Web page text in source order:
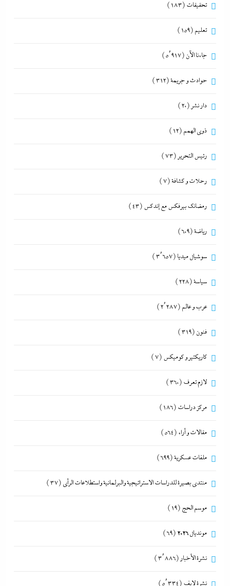
تحقيقات (183)
تعليم (159)
جاءنا الآن (5٬917)
حوادث و جريمة(312)
دار نشر (20)
ذوى الهمم (12)
رئيس التحرير (73)
رحلات و كشافة(7)
رمضانك بيرفكس مع إندكس (43)
رياضة(609)
سوشيال ميديا (3٬657)
سياسة(228)
عرب و عالم (2٬287)
فنون (319)
كاريكتير و كوميكس (7)
لازم تعرف (360)
مركز دراسات (186)
مقالات و أراء (564)
ملفات عسكرية(699)
منتدى بصيرة للدراسات الاستراتيجية والبرلمانية واستطلاعات الرأى (37)
موسم الحج (19)
مونديال 2026 (69)
نشرة الأخبار (3٬886)
نشرة لايف (5٬334)